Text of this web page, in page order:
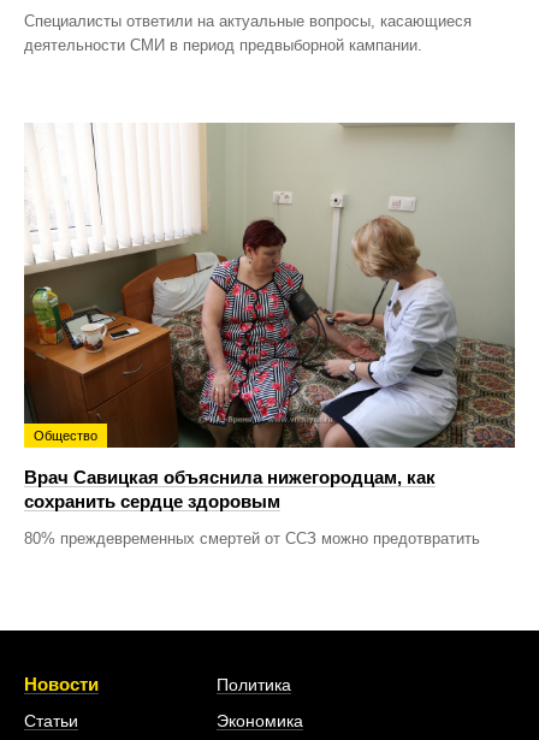
Специалисты ответили на актуальные вопросы, касающиеся
деятельности СМИ в период предвыборной кампании.
Общество
Врач Савицкая объяснила нижегородцам, как
сохранить сердце здоровым
80% преждевременных смертей от ССЗ можно предотвратить
Новости
Статьи
Политика
Экономика